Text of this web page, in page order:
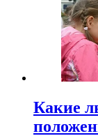
Какие